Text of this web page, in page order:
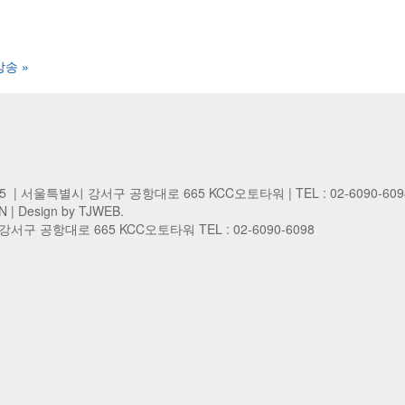
송 »
서울특별시 강서구 공항대로 665 KCC오토타워 | TEL : 02-6090-
| Design by TJWEB.
서구 공항대로 665 KCC오토타워 TEL : 02-6090-6098